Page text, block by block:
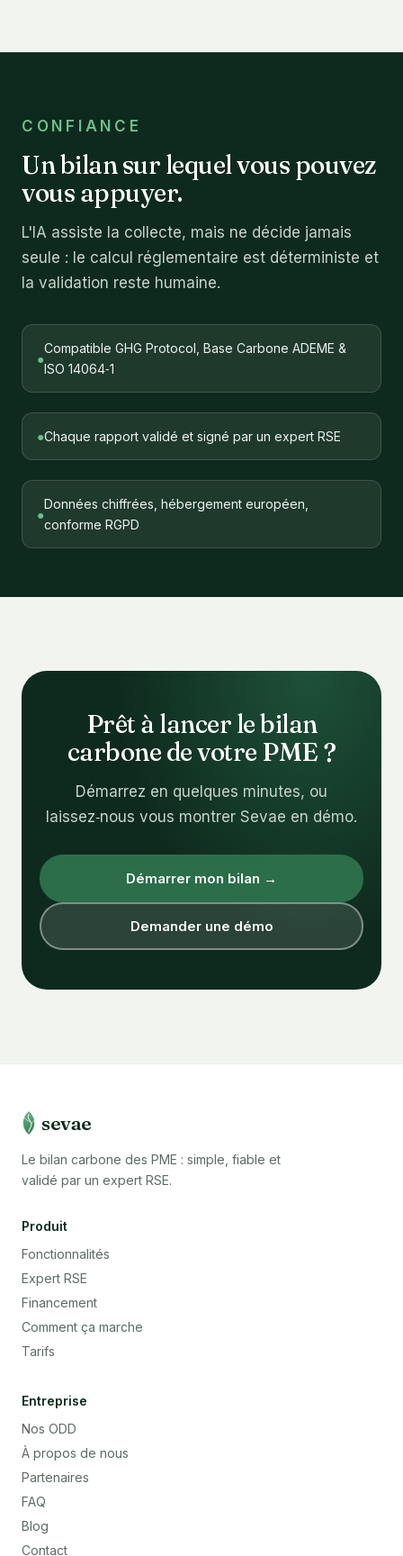
CONFIANCE
Un bilan sur lequel vous pouvez
vous appuyer.
L'IA assiste la collecte, mais ne décide jamais
seule : le calcul réglementaire est déterministe et
la validation reste humaine.
●
Compatible GHG Protocol, Base Carbone ADEME &
ISO 14064‑1
●Chaque rapport validé et signé par un expert RSE
●
Données chiffrées, hébergement européen,
conforme RGPD
Prêt à lancer le bilan
carbone de votre PME ?
Démarrez en quelques minutes, ou
laissez‑nous vous montrer Sevae en démo.
Démarrer mon bilan →
Demander une démo
sevae
Le bilan carbone des PME : simple, fiable et
validé par un expert RSE.
Produit
Fonctionnalités
Expert RSE
Financement
Comment ça marche
Tarifs
Entreprise
Nos ODD
À propos de nous
Partenaires
FAQ
Blog
Contact